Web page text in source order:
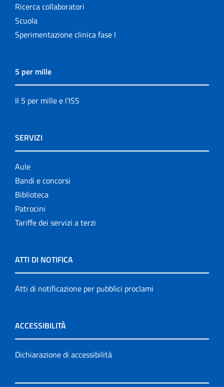
Ricerca collaboratori
Scuola
Sperimentazione clinica fase I
5 per mille
Il 5 per mille e l'ISS
SERVIZI
Aule
Bandi e concorsi
Biblioteca
Patrocini
Tariffe dei servizi a terzi
ATTI DI NOTIFICA
Atti di notificazione per pubblici proclami
ACCESSIBILITÀ
Dichiarazione di accessibilità